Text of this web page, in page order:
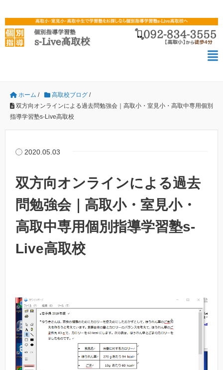
ホーム / 高取校ブログ/
双方向オンラインによる過去問勉強会｜高取小・室見小・高取中専用個別
指導学習塾s-Live高取校
2020.05.03
双方向オンラインによる過去
問勉強会｜高取小・室見小・
高取中専用個別指導学習塾s-
Live高取校